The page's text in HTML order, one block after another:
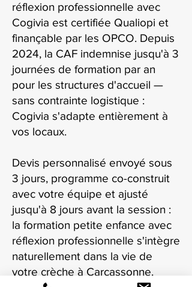
réflexion professionnelle avec
Cogivia est certifiée Qualiopi et
finançable par les OPCO. Depuis
2024, la CAF indemnise jusqu'à 3
journées de formation par an
pour les structures d'accueil —
sans contrainte logistique :
Cogivia s'adapte entièrement à
vos locaux.
Devis personnalisé envoyé sous
3 jours, programme co-construit
avec votre équipe et ajusté
jusqu'à 8 jours avant la session :
la formation petite enfance avec
réflexion professionnelle s'intègre
naturellement dans la vie de
votre crèche à Carcassonne.